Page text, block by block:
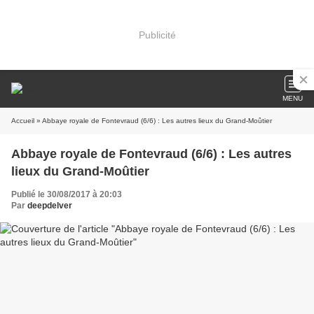
Publicité
MENU
Accueil » Abbaye royale de Fontevraud (6/6) : Les autres lieux du Grand-Moûtier
Abbaye royale de Fontevraud (6/6) : Les autres
lieux du Grand-Moûtier
Publié le 30/08/2017 à 20:03
Par deepdelver